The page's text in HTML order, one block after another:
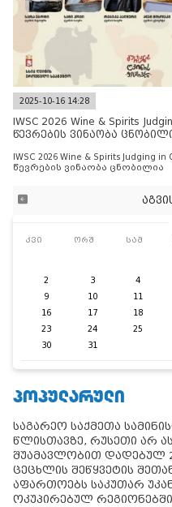
2025-10-16 14:28
IWSC 2026 Wine & Spirits
წევრების ვინაობა
IWSC 2026 Wine & Spirits
წევრების ვინაობა ცნობილია
კვი ორშ სამ
2
3 4
9
10 11
16
17 18
23
24 25
30
31
ᲞᲝᲞᲣᲚᲐᲠᲣᲚᲘ
საგარეო საქმეთა
წლისთავზე, რუსეთი არ
შუამავლობით დადებულ
ცეცხლის შეწყვეტის
აფართოებს საკუთარ
ოკუპირებულ